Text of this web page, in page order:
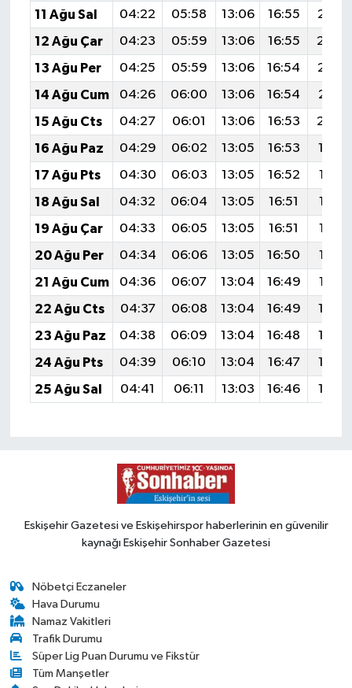
11 Ağu Sal
04:22 05:58 13:06 16:55
12 Ağu Çar
04:23 05:59 13:06 16:55
13 Ağu Per
04:25 05:59 13:06 16:54
14 Ağu Cum
04:26 06:00 13:06 16:54
20:01
15 Ağu Cts
04:27 06:01 13:06 16:53
16 Ağu Paz
04:29 06:02 13:05 16:53
19:59
17 Ağu Pts
04:30 06:03 13:05 16:52
19:57
18 Ağu Sal
04:32 06:04 13:05 16:51
19:56
19 Ağu Çar
04:33 06:05 13:05 16:51
19:55
20 Ağu Per
04:34 06:06 13:05 16:50
19:53
21 Ağu Cum
04:36 06:07 13:04 16:49
19:52
22 Ağu Cts
04:37 06:08 13:04 16:49
19:50
23 Ağu Paz
04:38 06:09 13:04 16:48
19:49
24 Ağu Pts
04:39 06:10 13:04 16:47
19:48
25 Ağu Sal
04:41 06:11 13:03 16:46 19:46
Eskişehir Gazetesi ve Eskişehirspor haberlerinin en güvenilir
kaynağı Eskişehir Sonhaber Gazetesi
Nöbetçi Eczaneler
Hava Durumu
Namaz Vakitleri
Trafik Durumu
Süper Lig Puan Durumu ve Fikstür
Tüm Manşetler